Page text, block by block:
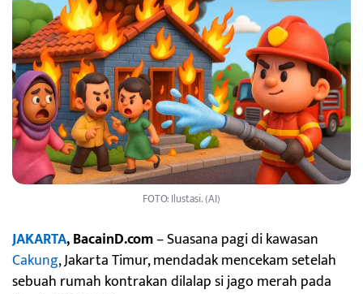
FOTO: Ilustasi. (AI)
JAKARTA, BacainD.com– Suasana pagi di kawasan
Cakung, Jakarta Timur, mendadak mencekam setelah
sebuah rumah kontrakan dilalap si jago merah pada